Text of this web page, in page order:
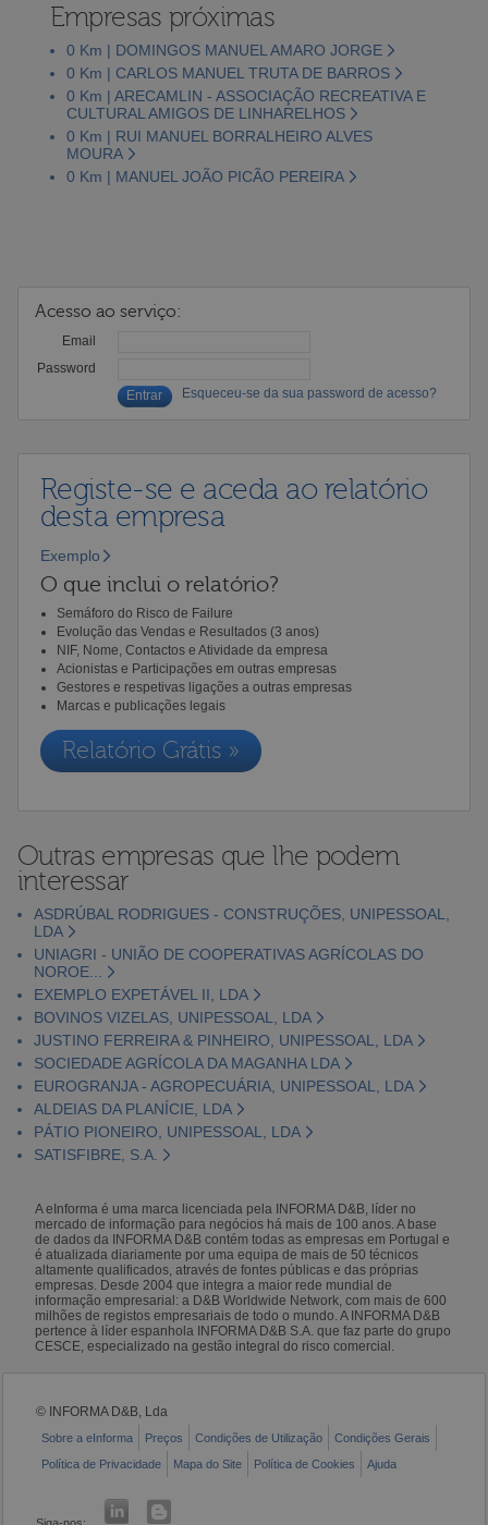
Empresas próximas
0 Km | DOMINGOS MANUEL AMARO JORGE
0 Km | CARLOS MANUEL TRUTA DE BARROS
0 Km | ARECAMLIN - ASSOCIAÇÃO RECREATIVA E
CULTURAL AMIGOS DE LINHARELHOS
0 Km | RUI MANUEL BORRALHEIRO ALVES
MOURA
0 Km | MANUEL JOÃO PICÃO PEREIRA
Acesso ao serviço:
Email
Password
Esqueceu-se da sua password de acesso?
Registe-se e aceda ao relatório
desta empresa
Exemplo
O que inclui o relatório?
Semáforo do Risco de Failure
Evolução das Vendas e Resultados (3 anos)
NIF, Nome, Contactos e Atividade da empresa
Acionistas e Participações em outras empresas
Gestores e respetivas ligações a outras empresas
Marcas e publicações legais
Relatório Grátis »
Outras empresas que lhe podem
interessar
ASDRÚBAL RODRIGUES - CONSTRUÇÕES, UNIPESSOAL,
LDA
UNIAGRI - UNIÃO DE COOPERATIVAS AGRÍCOLAS DO
NOROE...
EXEMPLO EXPETÁVEL II, LDA
BOVINOS VIZELAS, UNIPESSOAL, LDA
JUSTINO FERREIRA & PINHEIRO, UNIPESSOAL, LDA
SOCIEDADE AGRÍCOLA DA MAGANHA LDA
EUROGRANJA - AGROPECUÁRIA, UNIPESSOAL, LDA
ALDEIAS DA PLANÍCIE, LDA
PÁTIO PIONEIRO, UNIPESSOAL, LDA
SATISFIBRE, S.A.
A eInforma é uma marca licenciada pela INFORMA D&B, líder no
mercado de informação para negócios há mais de 100 anos. A base
de dados da INFORMA D&B contém todas as empresas em Portugal e
é atualizada diariamente por uma equipa de mais de 50 técnicos
altamente qualificados, através de fontes públicas e das próprias
empresas. Desde 2004 que integra a maior rede mundial de
informação empresarial: a D&B Worldwide Network, com mais de 600
milhões de registos empresariais de todo o mundo. A INFORMA D&B
pertence à líder espanhola INFORMA D&B S.A. que faz parte do grupo
CESCE, especializado na gestão integral do risco comercial.
© INFORMA D&B, Lda
Sobre a eInforma Preços Condições de Utilização
Condições Gerais
Política de Privacidade
Mapa do Site Política de Cookies Ajuda